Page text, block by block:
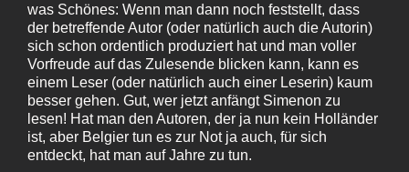
was Schönes: Wenn man dann noch feststellt, dass
der betreffende Autor (oder natürlich auch die Autorin)
sich schon ordentlich produziert hat und man voller
Vorfreude auf das Zulesende blicken kann, kann es
einem Leser (oder natürlich auch einer Leserin) kaum
besser gehen. Gut, wer jetzt anfängt Simenon zu
lesen! Hat man den Autoren, der ja nun kein Holländer
ist, aber Belgier tun es zur Not ja auch, für sich
entdeckt, hat man auf Jahre zu tun.